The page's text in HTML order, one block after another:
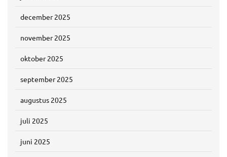
december 2025
november 2025
oktober 2025
september 2025
augustus 2025
juli 2025
juni 2025